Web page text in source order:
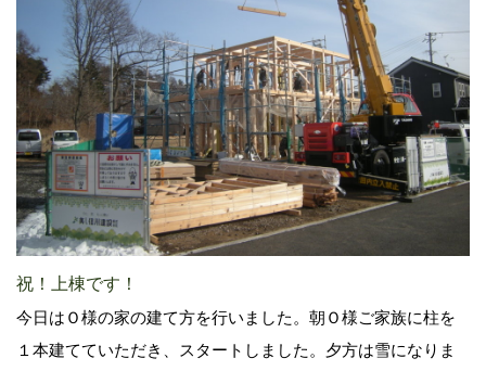
祝！上棟です！
今日はＯ様の家の建て方を行いました。朝Ｏ様ご家族に柱を
１本建てていただき、スタートしました。夕方は雪になりま